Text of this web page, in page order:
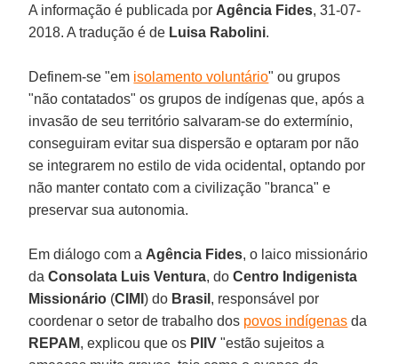
A informação é publicada por Agência Fides, 31-07-
2018. A tradução é de Luisa Rabolini.
Definem-se "em isolamento voluntário" ou grupos
"não contatados" os grupos de indígenas que, após a
invasão de seu território salvaram-se do extermínio,
conseguiram evitar sua dispersão e optaram por não
se integrarem no estilo de vida ocidental, optando por
não manter contato com a civilização "branca" e
preservar sua autonomia.
Em diálogo com a Agência Fides, o laico missionário
daConsolata Luis Ventura, doCentro Indigenista
Missionário (CIMI) do Brasil , responsável por
coordenar o setor de trabalho dos povos indígenas da
REPAM, explicou que os PIIV "estão sujeitos a